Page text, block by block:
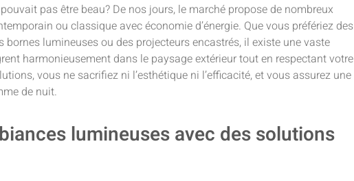
pas être beau? De nos jours, le marché propose de nombreux
ou classique avec économie d’énergie. Que vous préfériez des
bornes lumineuses ou des projecteurs encastrés, il existe une vaste
harmonieusement dans le paysage extérieur tout en respectant votre
vous ne sacrifiez ni l’esthétique ni l’efficacité, et vous assurez une
de nuit.
lumineuses avec des solutions